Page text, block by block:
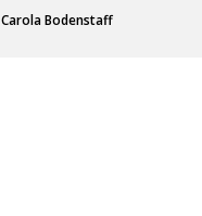
Carola Bodenstaff